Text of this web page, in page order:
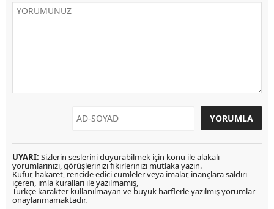
UYARI: Sizlerin seslerini duyurabilmek için konu ile alakalı
yorumlarınızı, görüşlerinizi fikirlerinizi mutlaka yazın.
Küfür, hakaret, rencide edici cümleler veya imalar, inançlara saldırı
içeren, imla kuralları ile yazılmamış,
Türkçe karakter kullanılmayan ve büyük harflerle yazılmış yorumlar
onaylanmamaktadır.